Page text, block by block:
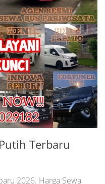
Terbaru
2026. Harga Sewa